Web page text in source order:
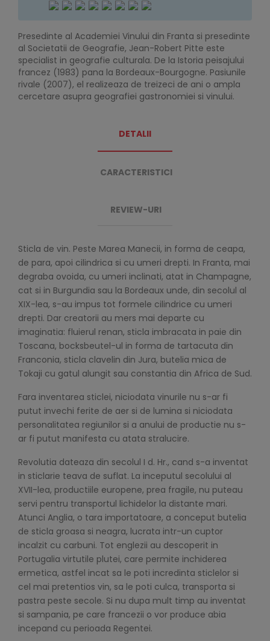
Presedinte al Academiei Vinului din Franta si presedinte
al Societatii de Geografie, Jean-Robert Pitte este
specialist in geografie culturala. De la Istoria peisajului
francez (1983) pana la Bordeaux-Bourgogne. Pasiunile
rivale (2007), el realizeaza de treizeci de ani o ampla
cercetare asupra geografiei gastronomiei si vinului.
DETALII
CARACTERISTICI
REVIEW-URI
Sticla de vin. Peste Marea Manecii, in forma de ceapa,
de para, apoi cilindrica si cu umeri drepti. In Franta, mai
degraba ovoida, cu umeri inclinati, atat in Champagne,
cat si in Burgundia sau la Bordeaux unde, din secolul al
XIX-lea, s-au impus tot formele cilindrice cu umeri
drepti. Dar creatorii au mers mai departe cu
imaginatia: fluierul renan, sticla imbracata in paie din
Toscana, bocksbeutel-ul in forma de tartacuta din
Franconia, sticla clavelin din Jura, butelia mica de
Tokaji cu gatul alungit sau constantia din Africa de Sud.
Fara inventarea sticlei, niciodata vinurile nu s-ar fi
putut invechi ferite de aer si de lumina si niciodata
personalitatea regiunilor si a anului de productie nu s-
ar fi putut manifesta cu atata stralucire.
Revolutia dateaza din secolul I d. Hr., cand s-a inventat
in sticlarie teava de suflat. La inceputul secolului al
XVII-lea, productiile europene, prea fragile, nu puteau
servi pentru transportul lichidelor la distante mari.
Atunci Anglia, o tara importatoare, a conceput butelia
de sticla groasa si neagra, lucrata intr-un cuptor
incalzit cu carbuni. Tot englezii au descoperit in
Portugalia virtutile plutei, care permite inchiderea
ermetica, astfel incat sa le poti incredinta sticlelor si
cel mai pretentios vin, sa le poti culca, transporta si
pastra peste secole. Si nu dupa mult timp au inventat
si sampania, pe care francezii o vor produce abia
incepand cu perioada Regentei.